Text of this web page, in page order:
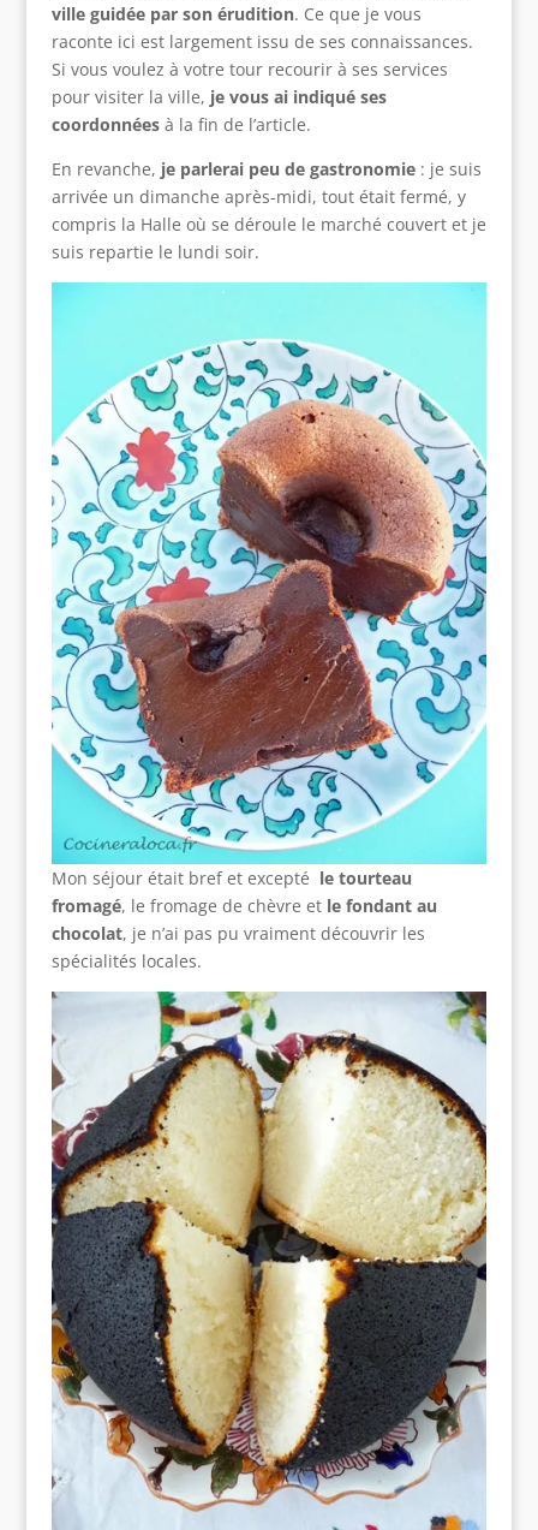
ville guidée par son érudition. Ce que je vous
raconte ici est largement issu de ses connaissances.
Si vous voulez à votre tour recourir à ses services
pour visiter la ville, je vous ai indiqué ses
coordonnéesà la fin de l’article.
En revanche, je parlerai peu de gastronomie: je suis
arrivée un dimanche après-midi, tout était fermé, y
compris la Halle où se déroule le marché couvert et je
suis repartie le lundi soir.
Mon séjour était bref et excepté le tourteau
fromagé, le fromage de chèvre etle fondant au
chocolat, je n’ai pas pu vraiment découvrir les
spécialités locales.